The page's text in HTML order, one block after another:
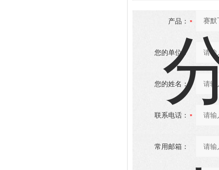
产品：
您的单位：
您的姓名：
联系电话：
常用邮箱：